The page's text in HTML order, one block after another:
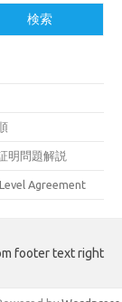
検索
明問題解説
Agreement
footer text right